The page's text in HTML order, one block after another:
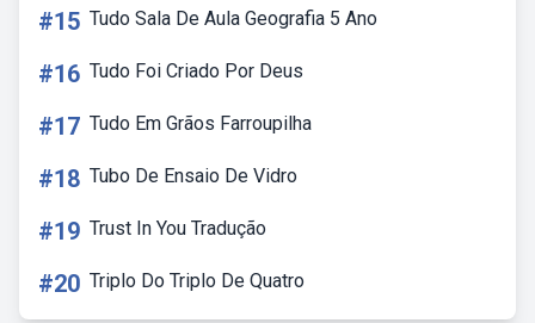
#15 Tudo Sala De Aula Geografia 5 Ano
#16 Tudo Foi Criado Por Deus
#17 Tudo Em Grãos Farroupilha
#18 Tubo De Ensaio De Vidro
#19 Trust In You Tradução
#20 Triplo Do Triplo De Quatro